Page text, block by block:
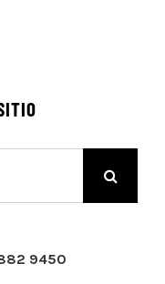
9450